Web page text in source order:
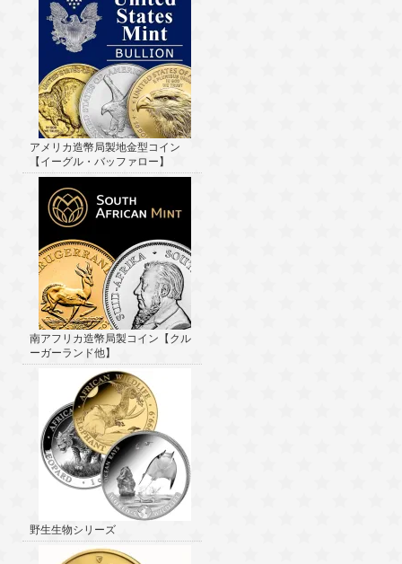
アメリカ造幣局製地金型コイン
【イーグル・バッファロー】
南アフリカ造幣局製コイン【クル
ーガーランド他】
野生生物シリーズ